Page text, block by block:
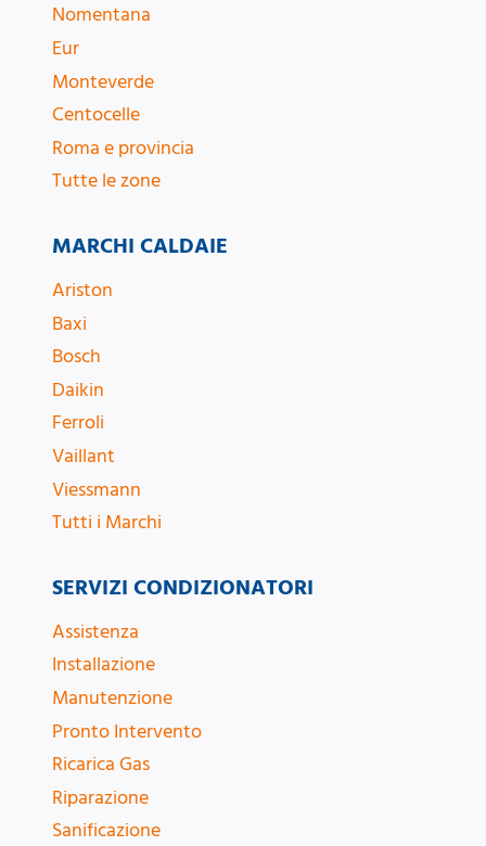
Nomentana
Eur
Monteverde
Centocelle
Roma e provincia
Tutte le zone
MARCHI CALDAIE
Ariston
Baxi
Bosch
Daikin
Ferroli
Vaillant
Viessmann
Tutti i Marchi
SERVIZI CONDIZIONATORI
Assistenza
Installazione
Manutenzione
Pronto Intervento
Ricarica Gas
Riparazione
Sanificazione